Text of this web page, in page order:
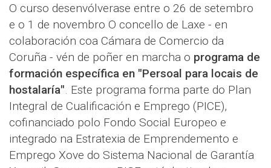
O curso desenvólverase entre o 26 de setembro
e o 1 de novembro O concello de Laxe - en
colaboración coa Cámara de Comercio da
Coruña - vén de poñer en marcha o programa de
formación específica en "Persoal para locais de
hostalaría". Este programa forma parte do Plan
Integral de Cualificación e Emprego (PICE),
cofinanciado polo Fondo Social Europeo e
integrado na Estratexia de Emprendemento e
Emprego Xove do Sistema Nacional de Garantía